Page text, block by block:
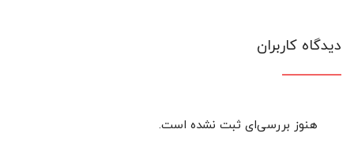
دیدگاه کاربران
هنوز بررسی‌ای ثبت نشده است.